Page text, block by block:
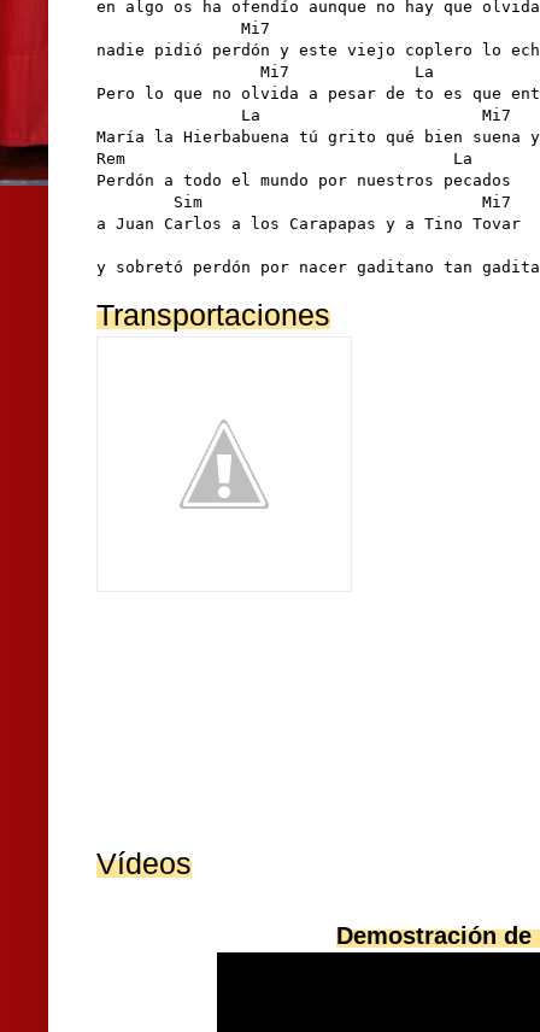
en algo os ha ofendío aunque no hay que
Mi7
nadie pidió perdón y este viejo coplero lo
Mi7             La
Pero lo que no olvida a pesar de to es que
La                       Mi7
María la Hierbabuena tú grito qué bien suena
Rem                                  La
Perdón a todo el mundo por nuestros pecados
        Sim                             Mi7
a Juan Carlos a los Carapapas y a Tino Tovar
y sobretó perdón por nacer gaditano tan
Transportaciones
Vídeos
Demostración de